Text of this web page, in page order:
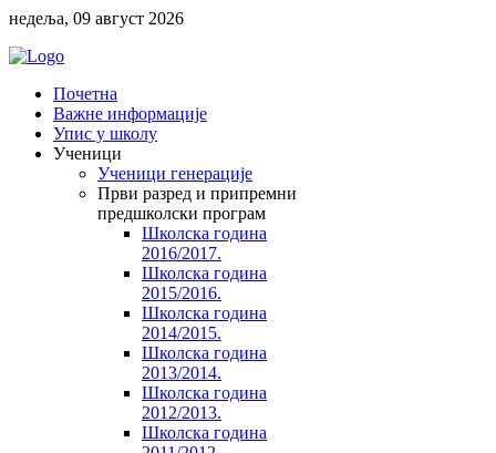
недеља, 09 август 2026
Почетна
Важне информације
Упис у школу
Ученици
Ученици генерације
Први разред и припремни
предшколски програм
Школска година
2016/2017.
Школска година
2015/2016.
Школска година
2014/2015.
Школска година
2013/2014.
Школска година
2012/2013.
Школска година